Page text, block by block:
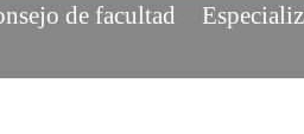
de facultad